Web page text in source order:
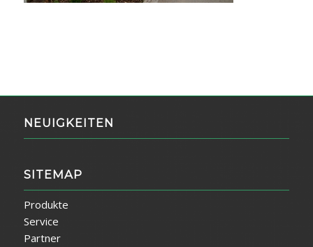
NEUIGKEITEN
SITEMAP
Produkte
Service
Partner